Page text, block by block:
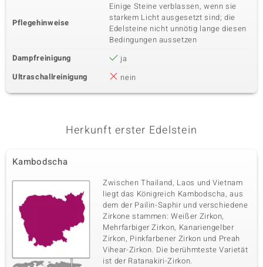
Pflegehinweise
Einige Steine verblassen, wenn sie
starkem Licht ausgesetzt sind; die
Edelsteine nicht unnötig lange diesen
Bedingungen aussetzen
Dampfreinigung
ja
Ultraschallreinigung
nein
Herkunft erster Edelstein
Kambodscha
Zwischen Thailand, Laos und Vietnam
liegt das Königreich Kambodscha, aus
dem der Pailin-Saphir und verschiedene
Zirkone stammen: Weißer Zirkon,
Mehrfarbiger Zirkon, Kanariengelber
Zirkon, Pinkfarbener Zirkon und Preah
Vihear-Zirkon. Die berühmteste Varietät
ist der Ratanakiri-Zirkon.